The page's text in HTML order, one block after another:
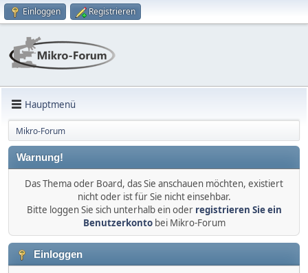
Einloggen Registrieren
Hauptmenü
Mikro-Forum
Warnung!
Das Thema oder Board, das Sie anschauen möchten, existiert
nicht oder ist für Sie nicht einsehbar.
Bitte loggen Sie sich unterhalb ein oder registrieren Sie ein
Benutzerkontobei Mikro-Forum
Einloggen